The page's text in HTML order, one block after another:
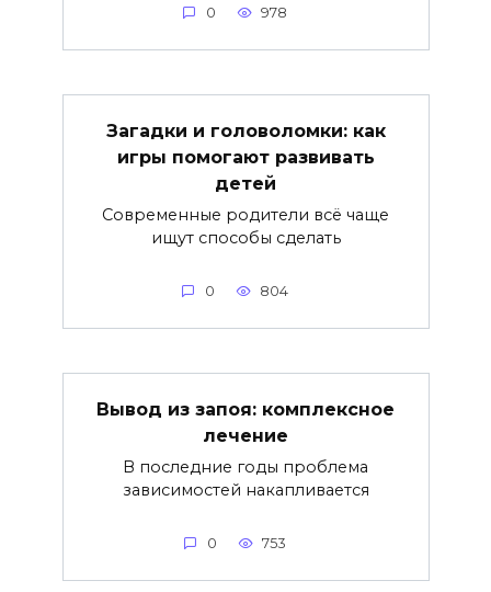
0 978
Загадки и головоломки: как
игры помогают развивать
детей
Современные родители всё чаще
ищут способы сделать
0 804
Вывод из запоя: комплексное
лечение
В последние годы проблема
зависимостей накапливается
0 753